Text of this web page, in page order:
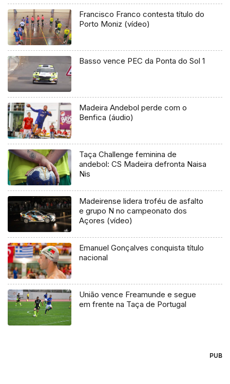
Francisco Franco contesta título do
Porto Moniz (vídeo)
Basso vence PEC da Ponta do Sol 1
Madeira Andebol perde com o
Benfica (áudio)
Taça Challenge feminina de
andebol: CS Madeira defronta Naisa
Nis
Madeirense lidera troféu de asfalto
e grupo N no campeonato dos
Açores (vídeo)
Emanuel Gonçalves conquista título
nacional
União vence Freamunde e segue
em frente na Taça de Portugal
PUB